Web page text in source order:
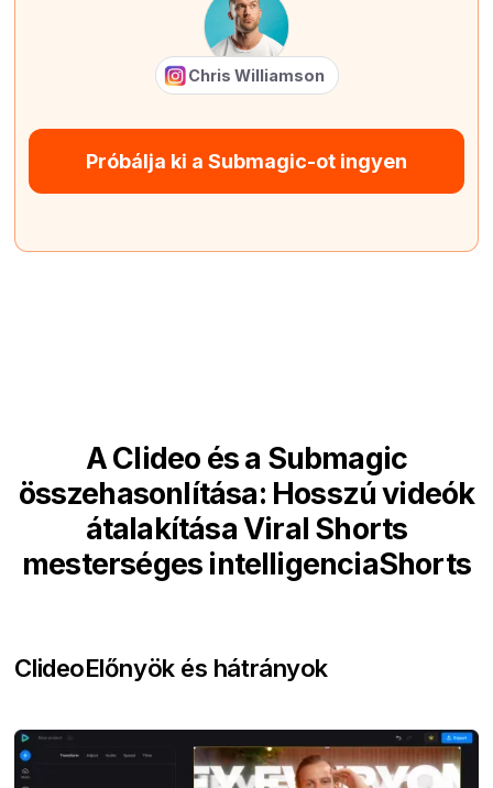
Chris Williamson
Próbálja ki a Submagic-ot ingyen
A Clideo és a Submagic
összehasonlítása: Hosszú videók
átalakítása Viral Shorts
mesterséges intelligenciaShorts
ClideoElőnyök és hátrányok